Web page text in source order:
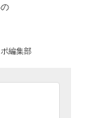
編集部